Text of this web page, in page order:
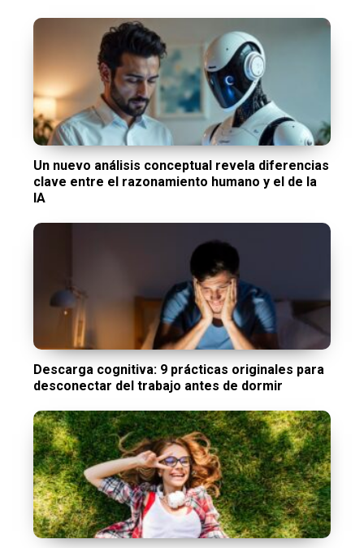
Un nuevo análisis conceptual revela diferencias
clave entre el razonamiento humano y el de la
IA
Descarga cognitiva: 9 prácticas originales para
desconectar del trabajo antes de dormir